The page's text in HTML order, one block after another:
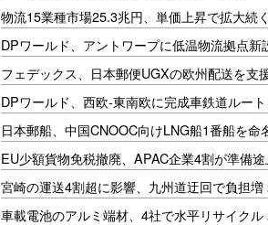
物流15業種市場25.3兆円、単価上昇で拡大続く
DPワールド、アントワープに低温物流拠点新
フェデックス、日本郵便UGXの欧州配送を支
DPワールド、西欧-東南欧に完成車鉄道ルート
日本郵船、中国CNOOC向けLNG船1番船を命
EU少額貨物免税撤廃、APAC企業4割が準備途
宮崎の運送4割超に影響、九州道迂回で負担増
車載電池のアルミ端材、4社で水平リサイクル